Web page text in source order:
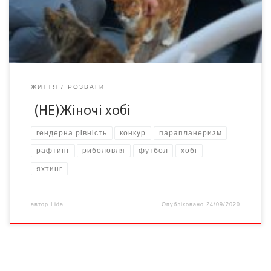
читайте далі. Лілія Шутяк. Риболовля – можливість помовчати
Прессекретарка Міжнародної літературної корпорації […]
ЖИТТЯ РОЗВАГИ
(НЕ)Жіночі хобі
гендерна рівність конкур парапланеризм
рафтинг риболовля футбол хобі
яхтинг
автор Lida Опубліковано 24/09/2020